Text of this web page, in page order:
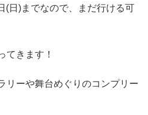
(日)までなので、まだ行ける可
てきます！
リーや舞台めぐりのコンプリー